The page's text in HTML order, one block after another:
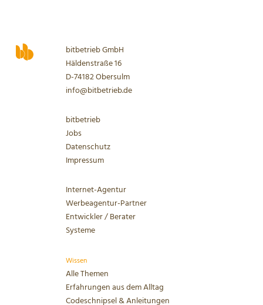
bitbetrieb GmbH
Häldenstraße 16
D-74182 Obersulm
info@bitbetrieb.de
bitbetrieb
Jobs
Datenschutz
Impressum
Internet-Agentur
Werbeagentur-Partner
Entwickler / Berater
Systeme
Wissen
Alle Themen
Erfahrungen aus dem Alltag
Codeschnipsel & Anleitungen
Häldenstraße 16